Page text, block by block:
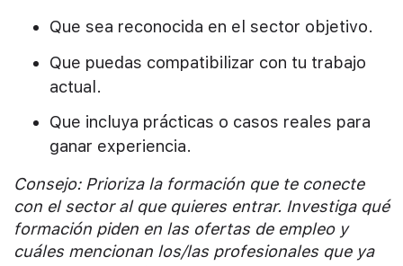
Que sea reconocida en el sector objetivo.
Que puedas compatibilizar con tu trabajo
actual.
Que incluya prácticas o casos reales para
ganar experiencia.
Consejo: Prioriza la formación que te conecte
con el sector al que quieres entrar. Investiga qué
formación piden en las ofertas de empleo y
cuáles mencionan los/las profesionales que ya